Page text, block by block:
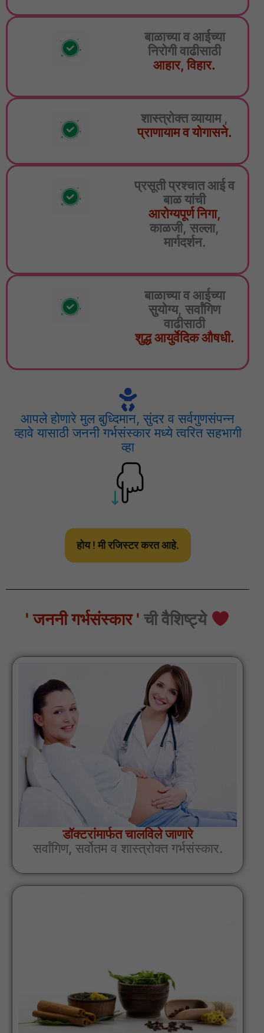
बाळाच्या व आईच्या
निरोगी वाढीसाठी
आहार, विहार.
शास्त्रोक्त व्यायाम ,
प्राणायाम व योगासने.
प्रसूती प्रश्चात आई व
बाळ यांची
आरोग्यपूर्ण निगा,
काळजी, सल्ला,
मार्गदर्शन.
बाळाच्या व आईच्या
सुयोग्य, सर्वांगिण
वाढीसाठी
शुद्ध आयुर्वेदिक औषधी.
आपले होणारे मुल बुध्दिमान, सुंदर व सर्वगुणसंपन्न
व्हावे यासाठी जननी गर्भसंस्कार मध्ये त्वरित सहभागी
व्हा
होय ! मी रजिस्टर करत आहे.
' जननी गर्भसंस्कार ' ची वैशिष्ट्ये
डॉक्टरांमार्फत चालविले जाणारे
सर्वांगिण, सर्वोतम व शास्त्रोक्त गर्भसंस्कार.